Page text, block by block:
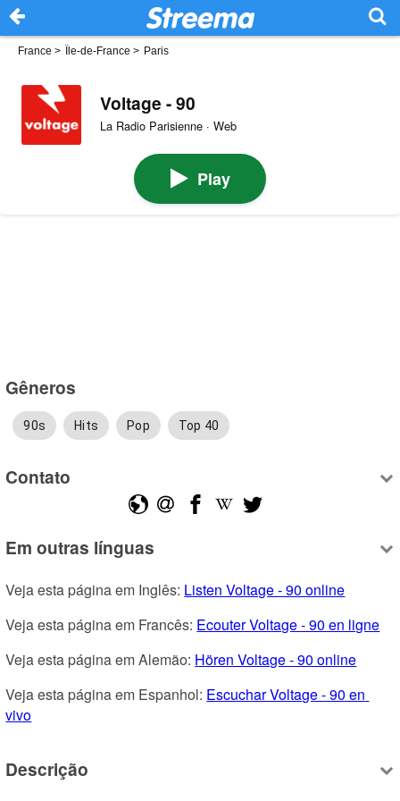
France > Île-de-France > Paris
Voltage - 90
La Radio Parisienne · Web
Play
Gêneros
90s Hits Pop Top 40
Contato
Em outras línguas
Veja esta página em Inglês: Listen Voltage - 90 online
Veja esta página em Francês: Ecouter Voltage - 90 en ligne
Veja esta página em Alemão: Hören Voltage - 90 online
Veja esta página em Espanhol: Escuchar Voltage - 90 en
vivo
Descrição